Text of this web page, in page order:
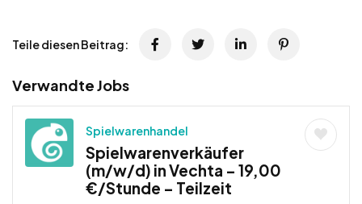
Teile diesen Beitrag:
Verwandte Jobs
Spielwarenhandel
Spielwarenverkäufer
(m/w/d) in Vechta – 19,00
€/Stunde – Teilzeit